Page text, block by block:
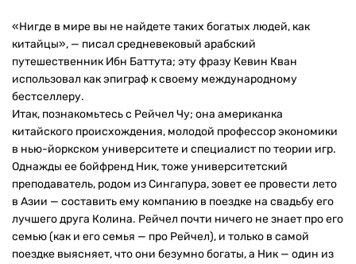
«Нигде в мире вы не найдете таких богатых людей, как
китайцы», — писал средневековый арабский
путешественник Ибн Баттута; эту фразу Кевин Кван
использовал как эпиграф к своему международному
бестселлеру.
Итак, познакомьтесь с Рейчел Чу; она американка
китайского происхождения, молодой профессор экономики
в нью-йоркском университете и специалист по теории игр.
Однажды ее бойфренд Ник, тоже университетский
преподаватель, родом из Сингапура, зовет ее провести лето
в Азии — составить ему компанию в поездке на свадьбу его
лучшего друга Колина. Рейчел почти ничего не знает про его
семью (как и его семья — про Рейчел), и только в самой
поездке выясняет, что они безумно богаты, а Ник — один из